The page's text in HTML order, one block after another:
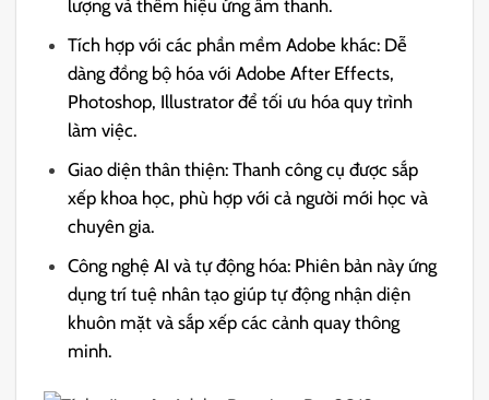
lượng và thêm hiệu ứng âm thanh.
Tích hợp với các phần mềm Adobe khác: Dễ
dàng đồng bộ hóa với Adobe After Effects,
Photoshop, Illustrator để tối ưu hóa quy trình
làm việc.
Giao diện thân thiện: Thanh công cụ được sắp
xếp khoa học, phù hợp với cả người mới học và
chuyên gia.
Công nghệ AI và tự động hóa: Phiên bản này ứng
dụng trí tuệ nhân tạo giúp tự động nhận diện
khuôn mặt và sắp xếp các cảnh quay thông
minh.